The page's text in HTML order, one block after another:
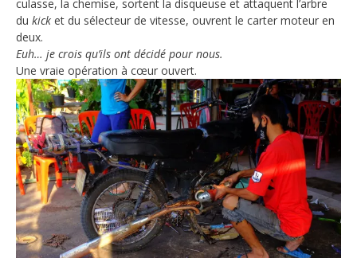
culasse, la chemise, sortent la disqueuse et attaquent l’arbre
du kick et du sélecteur de vitesse, ouvrent le carter moteur en
deux.
Euh… je crois qu’ils ont décidé pour nous.
Une vraie opération à cœur ouvert.